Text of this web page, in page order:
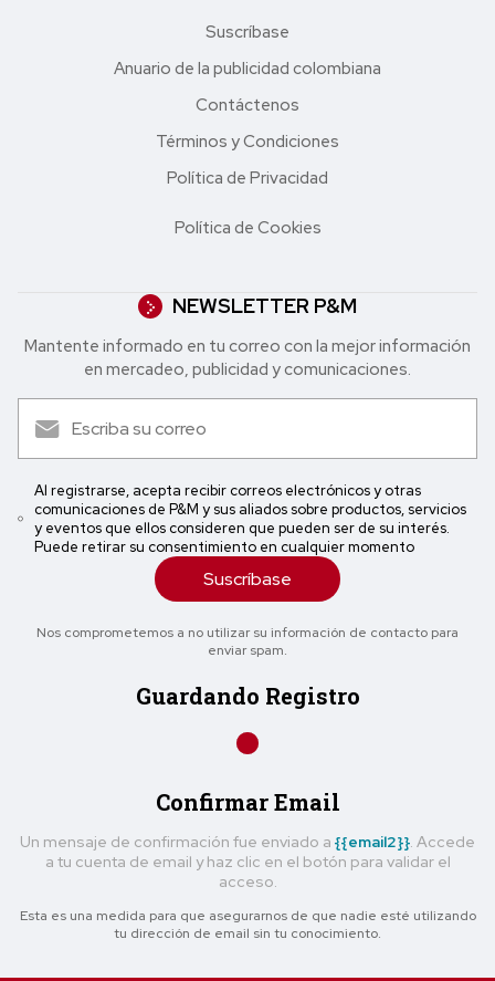
Suscríbase
Anuario de la publicidad colombiana
Contáctenos
Términos y Condiciones
Política de Privacidad
Política de Cookies
NEWSLETTER P&M
Mantente informado en tu correo con la mejor in formación
en mercadeo, publicidad y comunicaciones.
Al registrarse, acepta recibir correos electrónicos y otras
comunicaciones de P&M y sus aliados sobre productos, servicios
y eventos que ellos consideren que pueden ser de su interés.
Puede retirar su consentimiento en cualquier momento
Suscríbase
Nos comprometemos a no utilizar su información de contacto para
enviar spam.
Guardando Registro
Confirmar Email
Un mensaje de confirmación fue enviado a {{email2}}. Accede
a tu cuenta de email y haz clic en el botón para validar el
acceso.
Esta es una medida para que asegurarnos de que nadie esté utilizando
tu dirección de email sin tu conocimiento.